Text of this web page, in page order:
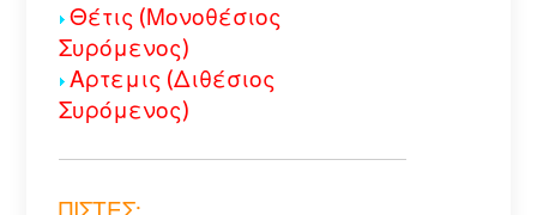
Θέτις (Μονοθέσιος
Συρόμενος)
Αρτεμις (Διθέσιος
Συρόμενος)
ΠΙΣΤΕΣ: